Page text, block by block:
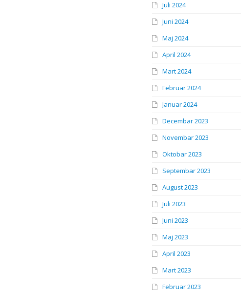
Juli 2024
Juni 2024
Maj 2024
April 2024
Mart 2024
Februar 2024
Januar 2024
Decembar 2023
Novembar 2023
Oktobar 2023
Septembar 2023
August 2023
Juli 2023
Juni 2023
Maj 2023
April 2023
Mart 2023
Februar 2023